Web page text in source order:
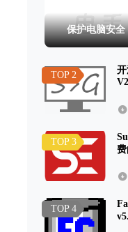
保护电脑安全
TOP 2
TOP 3
TOP 4